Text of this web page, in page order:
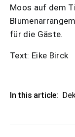
Moos auf dem
für die Gäste.
Text: Eike Birck
In this article: